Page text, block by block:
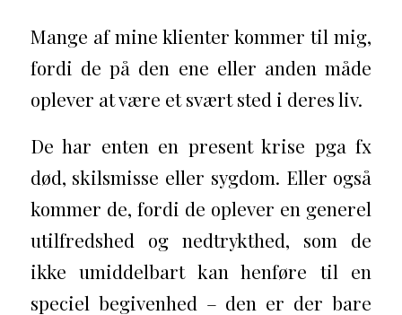
Mange af mine klienter kommer til mig,
fordi de på den ene eller anden måde
oplever at være et svært sted i deres liv.
De har enten en present krise pga fx
død, skilsmisse eller sygdom. Eller også
kommer de, fordi de oplever en generel
utilfredshed og nedtrykthed, som de
ikke umiddelbart kan henføre til en
speciel begivenhed – den er der bare